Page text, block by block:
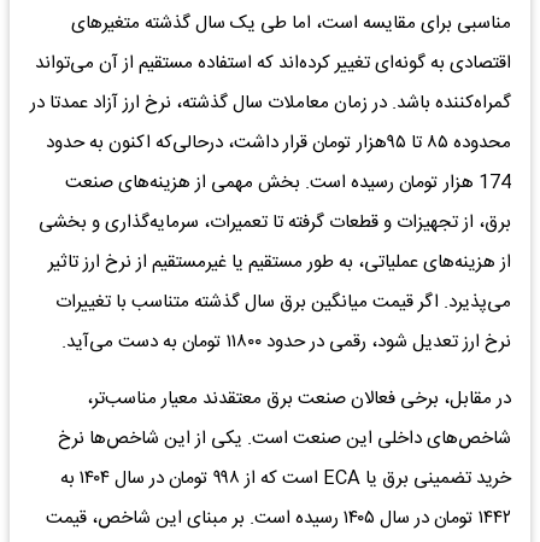
مناسبی برای مقایسه است، اما طی یک سال گذشته متغیرهای
اقتصادی به گونه‌ای تغییر کرده‌اند که استفاده مستقیم از آن می‌تواند
گمراه‌کننده باشد. در زمان معاملات سال گذشته، نرخ ارز آزاد عمدتا در
محدوده ۸۵ تا ۹۵هزار تومان قرار داشت، درحالی‌که اکنون به حدود
174 هزار تومان رسیده است. بخش مهمی از هزینه‌های صنعت
برق، از تجهیزات و قطعات گرفته تا تعمیرات، سرمایه‌گذاری و بخشی
از هزینه‌های عملیاتی، به طور مستقیم یا غیرمستقیم از نرخ ارز تاثیر
می‌پذیرد. اگر قیمت میانگین برق سال گذشته متناسب با تغییرات
نرخ ارز تعدیل شود، رقمی در حدود ۱۱۸۰۰ تومان به دست می‌آید.
در مقابل، برخی فعالان صنعت برق معتقدند معیار مناسب‌تر،
شاخص‌های داخلی این صنعت است. یکی از این شاخص‌ها نرخ
خرید تضمینی برق یا ECA است که از ۹۹۸ تومان در سال ۱۴۰۴ به
۱۴۴۲ تومان در سال ۱۴۰۵ رسیده است. بر مبنای این شاخص، قیمت